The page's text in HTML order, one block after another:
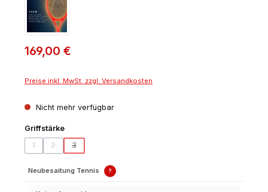
169,00 €
Preise inkl. MwSt. zzgl. Versandkosten
Nicht mehr verfügbar
Griffstärkeauswählen
1
(Diese Option ist zurzeit nicht verfügbar.)
2
(Diese Option ist zurzeit nicht verfügbar.)
3
(Diese Option ist zurzeit nicht verfügbar.)
Neubesaitung Tennis ?